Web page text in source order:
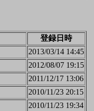
登録日時
2013/03/14 14:45
2012/08/07 19:15
2011/12/17 13:06
2010/11/23 20:15
2010/11/23 19:34